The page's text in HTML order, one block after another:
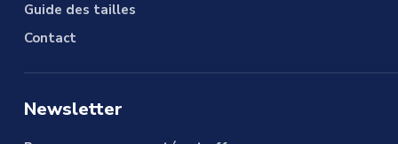
Guide des tailles
Contact
Newsletter